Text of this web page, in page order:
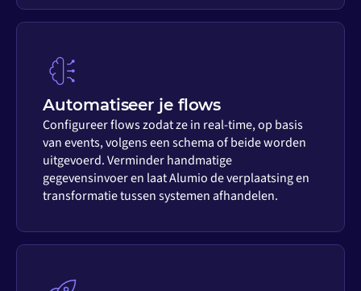
Automatiseer je flows
Configureer flows zodat ze in real-time, op basis
van events, volgens een schema of beide worden
uitgevoerd. Verminder handmatige
gegevensinvoer en laat Alumio de verplaatsing en
transformatie tussen systemen afhandelen.